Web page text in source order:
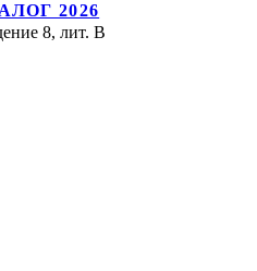
2026
8, лит. В